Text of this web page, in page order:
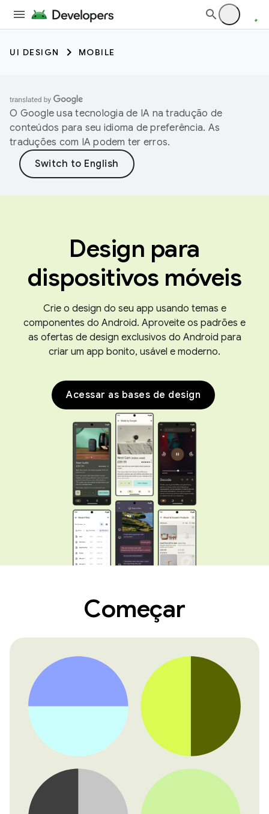
UI DESIGN MOBILE
O Google usa tecnologia de IA na tradução de
conteúdos para seu idioma de preferência. As
traduções com IA podem ter erros.
Design para
dispositivos móveis
Crie o design do seu app usando temas e
componentes do Android. Aproveite os padrões e
as ofertas de design exclusivos do Android para
criar um app bonito, usável e moderno.
Acessar as bases de design
Começar